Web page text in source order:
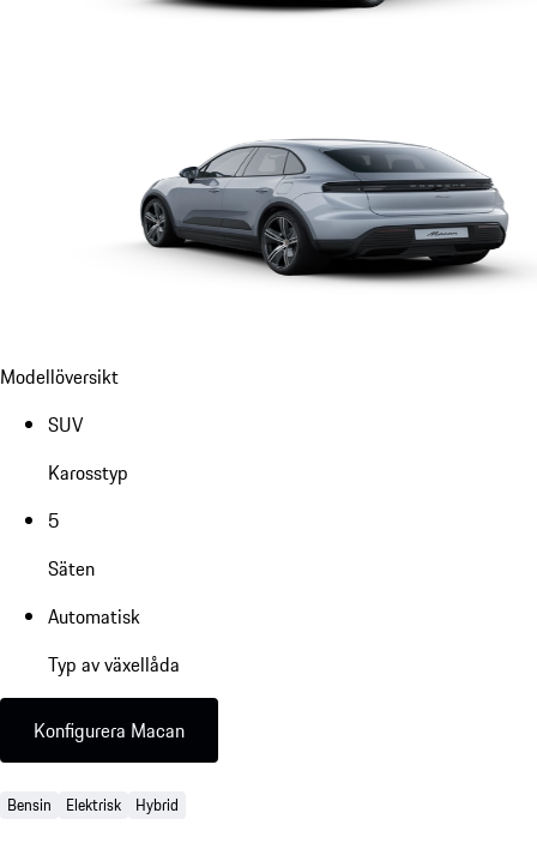
Modellöversikt
SUV
Karosstyp
5
Säten
Automatisk
Typ av växellåda
Konfigurera Macan
Bensin Elektrisk Hybrid